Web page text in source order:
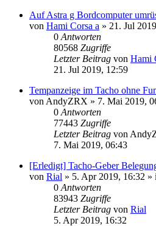
Auf Astra g Bordcomputer
von Hami Corsa a » 21. Jul
0 Antworten
80568 Zugriffe
Letzter Beitrag von Hami
21. Jul 2019, 12:59
Tempanzeige im Tacho ohne
von AndyZRX » 7. Mai 2019,
0 Antworten
77443 Zugriffe
Letzter Beitrag von
7. Mai 2019, 06:43
[Erledigt] Tacho-Geber
von Rial » 5. Apr 2019, 16:32 »
0 Antworten
83943 Zugriffe
Letzter Beitrag von Rial
5. Apr 2019, 16:32